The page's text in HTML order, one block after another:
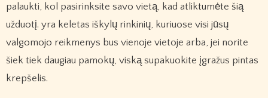
palaukti, kol pasirinksite savo vietą, kad atliktumėte šią
užduotį. yra keletas iškylų ​​​​rinkinių, kuriuose visi jūsų
valgomojo reikmenys bus vienoje vietoje arba, jei norite
šiek tiek daugiau pamokų, viską supakuokite įgražus pintas
krepšelis.